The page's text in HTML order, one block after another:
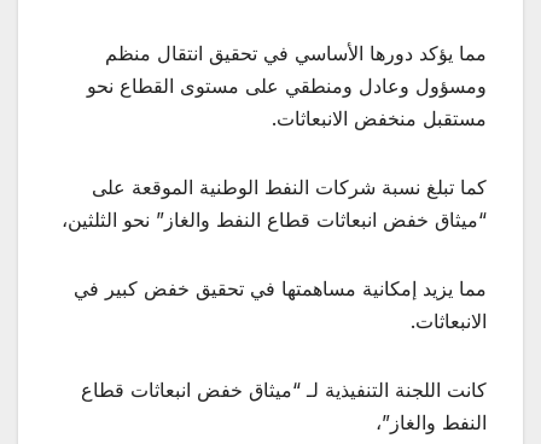
مما يؤكد دورها الأساسي في تحقيق انتقال منظم
ومسؤول وعادل ومنطقي على مستوى القطاع نحو
مستقبل منخفض الانبعاثات.
كما تبلغ نسبة شركات النفط الوطنية الموقعة على
“ميثاق خفض انبعاثات قطاع النفط والغاز” نحو الثلثين،
مما يزيد إمكانية مساهمتها في تحقيق خفض كبير في
الانبعاثات.
كانت اللجنة التنفيذية لـ “ميثاق خفض انبعاثات قطاع
النفط والغاز”،